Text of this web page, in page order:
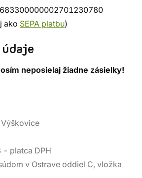
ako SEPA platbu)
neposielaj žiadne zásielky!
- platca DPH
v Ostrave oddiel C, vložka